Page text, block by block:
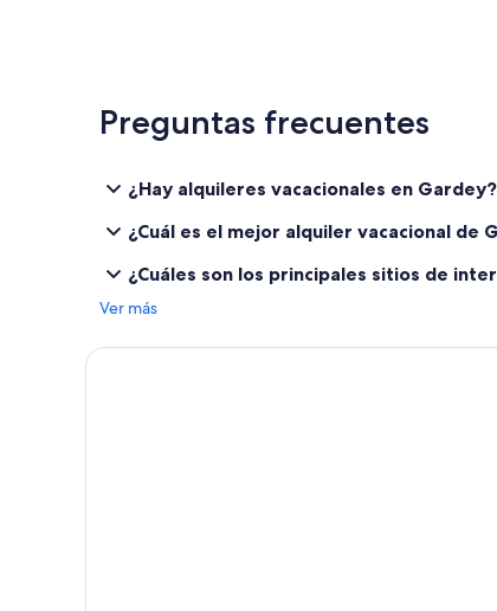
Preguntas frecuentes
¿Hay alquileres vacacionales en Gardey?
¿Cuál es el mejor alquiler vacacional de
¿Cuáles son los principales sitios de
Ver más